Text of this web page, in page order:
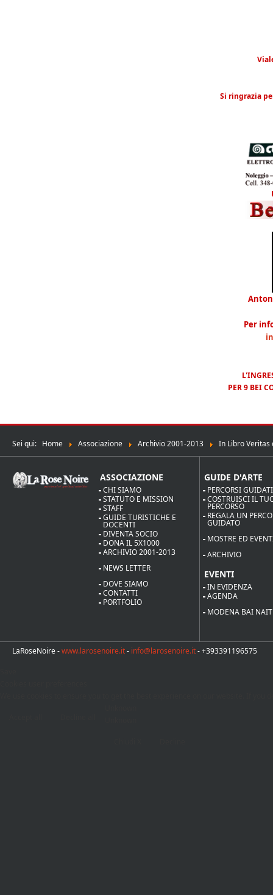
Si ringrazia
Per
PER 9 BEI
Sei qui: Home Associazione Archivio 2001-2013 In Libro Veritas
ASSOCIAZIONE
CHI SIAMO
STATUTO E MISSION
STAFF
GUIDE TURISTICHE E
DOCENTI
DIVENTA SOCIO
DONA IL 5X1000
ARCHIVIO 2001-2013
NEWS LETTER
DOVE SIAMO
CONTATTI
PORTFOLIO
GUIDE D'ARTE
PERCORSI GUIDATI
COSTRUISCI IL
PERCORSO
REGALA UN
GUIDATO
MOSTRE ED
ARCHIVIO
EVENTI
IN EVIDENZA
AGENDA
MODENA BAI NAIT
LaRoseNoire -www.larosenoire.it- info@larosenoire.it- +393391196575